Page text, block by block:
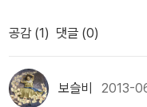
★프레드릭★파랑이와 노
이 본 작가에요. 9. 마르쿠스 피스터★무지개 물고기 시리
즈 10. 히도 반 헤네흐
다는 점에서 외모패권주
이 농담 속에 진실 한 자락
건 겉으로 보이는 ‘외모’만
다는 점일 것이다. 외모 때
세상을 피상적으로만 이해
바라보면 얼굴이나 겉모습
공룡으로 드러나는 목숨은
저 우리 이웃이요 동무입
면, 내 눈에 괴물만 보이기
공감 (1) 댓글 (0)
보슬비 2013-